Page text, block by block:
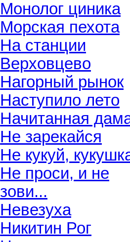
Монолог циника
Морская пехота
На станции
Верховцево
Нагорный рынок
Наступило лето
Начитанная
Не зарекайся
Не кукуй,
Не проси, и не
зови...
Невезуха
Никитин Рог